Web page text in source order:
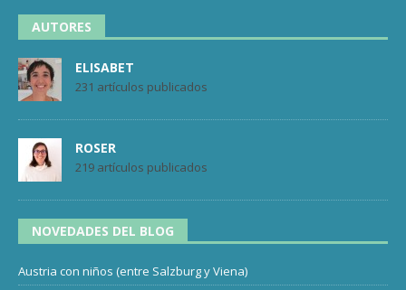
AUTORES
ELISABET
231 artículos publicados
ROSER
219 artículos publicados
NOVEDADES DEL BLOG
Austria con niños (entre Salzburg y Viena)